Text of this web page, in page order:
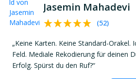
Jasemin Mahadevi
(52)
„Keine Karten. Keine Standard-Orakel.
Feld. Mediale Rekodierung für deinen
Erfolg. Spürst du den Ruf?“